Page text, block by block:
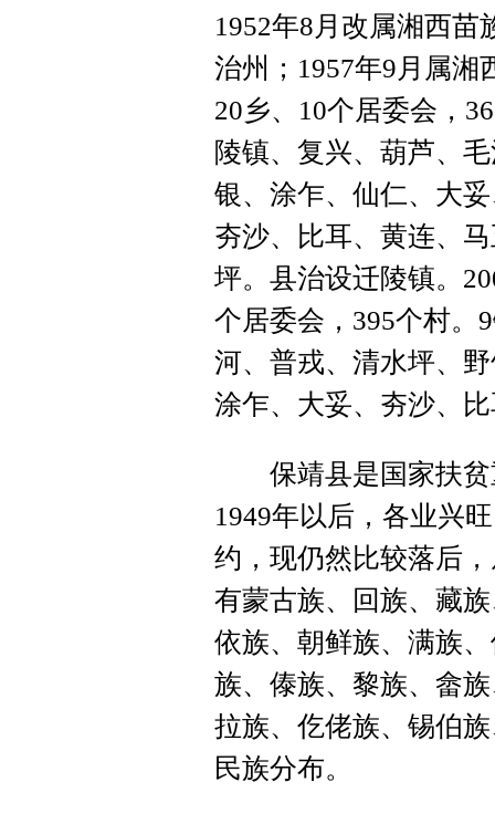
1952年8月改属湘西苗
治州；1957年9月属湘
20乡、10个居委会，
陵镇、复兴、葫芦、
银、涂乍、仙仁、大
夯沙、比耳、黄连、
坪。县治设迁陵镇。
个居委会，395个村。
河、普戎、清水坪、
涂乍、大妥、夯沙、
保靖县是国家扶贫
1949年以后，各业兴
约，现仍然比较落后
有蒙古族、回族、藏
依族、朝鲜族、满族
族、傣族、黎族、畲
拉族、仡佬族、锡伯
民族分布。